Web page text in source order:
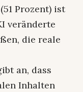
Prozent) ist
veränderte
die reale
an, dass
Inhalten